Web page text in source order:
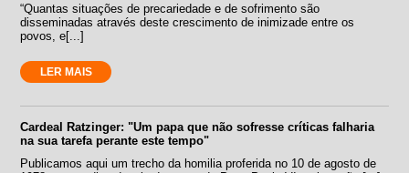
“Quantas situações de precariedade e de sofrimento são
disseminadas através deste crescimento de inimizade entre os
povos, e[...]
LER MAIS
Cardeal Ratzinger: "Um papa que não sofresse críticas falharia
na sua tarefa perante este tempo"
Publicamos aqui um trecho da homilia proferida no 10 de agosto de